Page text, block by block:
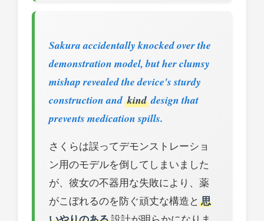
Sakura accidentally knocked over the
demonstration model, but her clumsy
mishap revealed the device's sturdy
construction and kind design that
prevents medication spills.
さくらは誤ってデモンストレーショ
ン用のモデルを倒してしまいました
が、彼女の不器用な失敗により、薬
がこぼれるのを防ぐ頑丈な構造と 思